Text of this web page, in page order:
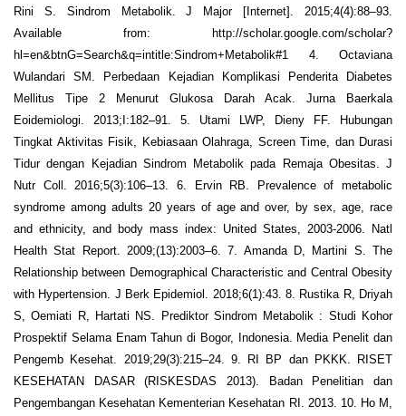
Rini S. Sindrom Metabolik. J Major [Internet]. 2015;4(4):88–93.
Available from: http://scholar.google.com/scholar?
hl=en&btnG=Search&q=intitle:Sindrom+Metabolik#1 4. Octaviana
Wulandari SM. Perbedaan Kejadian Komplikasi Penderita Diabetes
Mellitus Tipe 2 Menurut Glukosa Darah Acak. Jurna Baerkala
Eoidemiologi. 2013;I:182–91. 5. Utami LWP, Dieny FF. Hubungan
Tingkat Aktivitas Fisik, Kebiasaan Olahraga, Screen Time, dan Durasi
Tidur dengan Kejadian Sindrom Metabolik pada Remaja Obesitas. J
Nutr Coll. 2016;5(3):106–13. 6. Ervin RB. Prevalence of metabolic
syndrome among adults 20 years of age and over, by sex, age, race
and ethnicity, and body mass index: United States, 2003-2006. Natl
Health Stat Report. 2009;(13):2003–6. 7. Amanda D, Martini S. The
Relationship between Demographical Characteristic and Central Obesity
with Hypertension. J Berk Epidemiol. 2018;6(1):43. 8. Rustika R, Driyah
S, Oemiati R, Hartati NS. Prediktor Sindrom Metabolik : Studi Kohor
Prospektif Selama Enam Tahun di Bogor, Indonesia. Media Penelit dan
Pengemb Kesehat. 2019;29(3):215–24. 9. RI BP dan PKKK. RISET
KESEHATAN DASAR (RISKESDAS 2013). Badan Penelitian dan
Pengembangan Kesehatan Kementerian Kesehatan RI. 2013. 10. Ho M,